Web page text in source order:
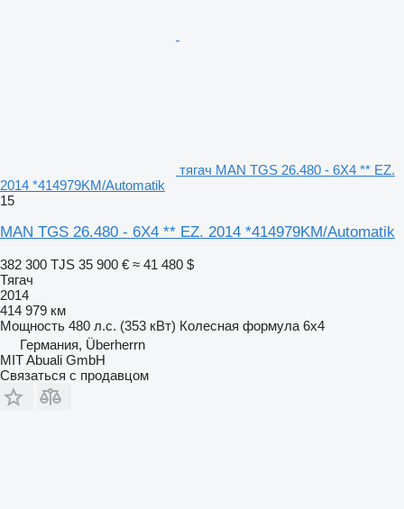
тягач MAN TGS 26.480 - 6X4 ** EZ.
2014 *414979KM/Automatik
15
MAN TGS 26.480 - 6X4 ** EZ. 2014 *414979KM/Automatik
382 300 TJS 35 900 € ≈ 41 480 $
Тягач
2014
414 979 км
Мощность 480 л.с. (353 кВт) Колесная формула 6x4
Германия, Überherrn
MIT Abuali GmbH
Связаться с продавцом